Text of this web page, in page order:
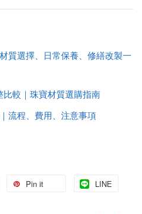
質選擇、日常保養、修繕改製一
比較｜珠寶材質選購指南
流程、費用、注意事項
Pin it LINE